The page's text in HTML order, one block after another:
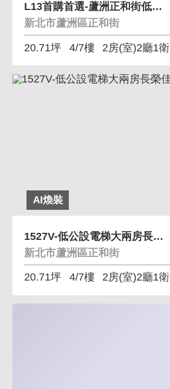
L13首購首選-蘆洲正和街低公設電梯華廈兩房
新北市蘆洲區正和街
20.71坪 4/7樓 2房(室)2廳1衛
AI煥裝
1527V-低公設電梯大兩房長榮佳瑪商圈成家首選
新北市蘆洲區正和街
20.71坪 4/7樓 2房(室)2廳1衛